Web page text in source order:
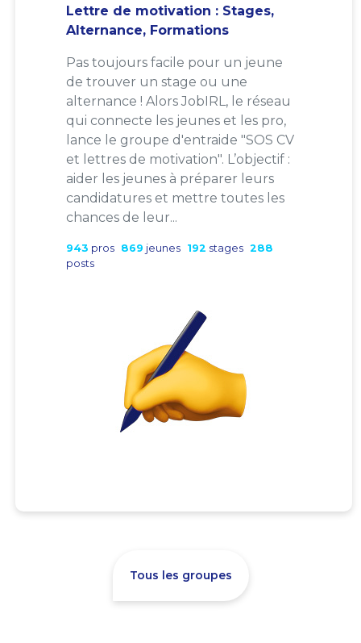
Lettre de motivation : Stages,
Alternance, Formations
Pas toujours facile pour un jeune
de trouver un stage ou une
alternance ! Alors JobIRL, le réseau
qui connecte les jeunes et les pro,
lance le groupe d'entraide "SOS CV
et lettres de motivation". L’objectif :
aider les jeunes à préparer leurs
candidatures et mettre toutes les
chances de leur...
943 pros 869 jeunes 192 stages 288
posts
Tous les groupes